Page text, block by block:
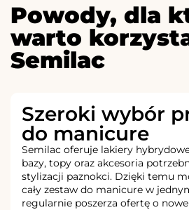
Powody, dla
warto
Semilac
Szeroki wybór
do manicure
Semilac oferuje lakiery
bazy, topy oraz akcesoria
stylizacji paznokci. Dzięki temu
cały zestaw do manicure w
regularnie poszerza ofertę o